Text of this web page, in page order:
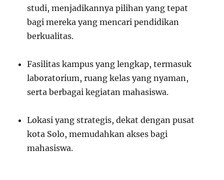
studi, menjadikannya pilihan yang tepat
bagi mereka yang mencari pendidikan
berkualitas.
Fasilitas kampus yang lengkap, termasuk
laboratorium, ruang kelas yang nyaman,
serta berbagai kegiatan mahasiswa.
Lokasi yang strategis, dekat dengan pusat
kota Solo, memudahkan akses bagi
mahasiswa.